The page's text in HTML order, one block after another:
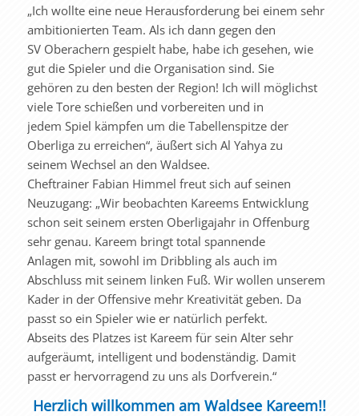
„Ich wollte eine neue Herausforderung bei einem sehr
ambitionierten Team. Als ich dann gegen den
SV Oberachern gespielt habe, habe ich gesehen, wie
gut die Spieler und die Organisation sind. Sie
gehören zu den besten der Region! Ich will möglichst
viele Tore schießen und vorbereiten und in
jedem Spiel kämpfen um die Tabellenspitze der
Oberliga zu erreichen“, äußert sich Al Yahya zu
seinem Wechsel an den Waldsee.
Cheftrainer Fabian Himmel freut sich auf seinen
Neuzugang: „Wir beobachten Kareems Entwicklung
schon seit seinem ersten Oberligajahr in Offenburg
sehr genau. Kareem bringt total spannende
Anlagen mit, sowohl im Dribbling als auch im
Abschluss mit seinem linken Fuß. Wir wollen unserem
Kader in der Offensive mehr Kreativität geben. Da
passt so ein Spieler wie er natürlich perfekt.
Abseits des Platzes ist Kareem für sein Alter sehr
aufgeräumt, intelligent und bodenständig. Damit
passt er hervorragend zu uns als Dorfverein.“
Herzlich willkommen am Waldsee Kareem!!